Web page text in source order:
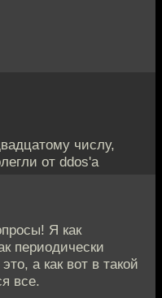
числу,
от ddos'а
Я как
периодически
а как вот в такой
все.